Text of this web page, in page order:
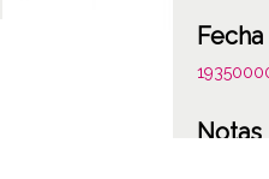
Fecha
Notas